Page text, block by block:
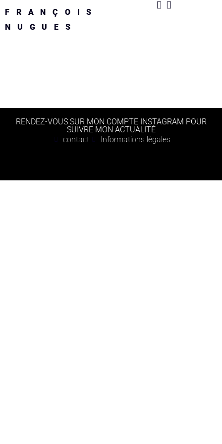
FRANÇOIS
NUGUES
RENDEZ-VOUS SUR MON COMPTE INSTAGRAM POUR
SUIVRE MON ACTUALITÉ
contact
Informations légales